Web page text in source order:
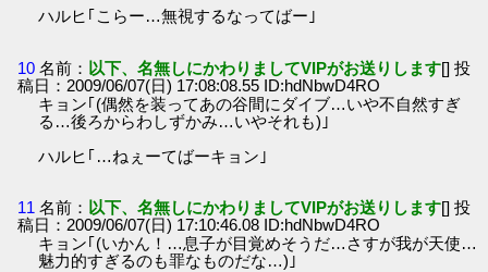
ハルヒ｢こらー…無視するなってばー｣
10 名前： 以下、名無しにかわりましてVIPがお送りします[] 投
稿日：2009/06/07(日) 17:08:08.55 ID:hdNbwD4RO
キョン｢(偶然を装ってあの谷間にダイブ…いや不自然すぎ
る…後ろからわしずかみ…いやそれも)｣
ハルヒ｢…ねぇーてばーキョン｣
11 名前： 以下、名無しにかわりましてVIPがお送りします[] 投
稿日：2009/06/07(日) 17:10:46.08 ID:hdNbwD4RO
キョン｢(いかん！…息子が目覚めそうだ…さすが我が天使…
魅力的すぎるのも罪なものだな…)｣